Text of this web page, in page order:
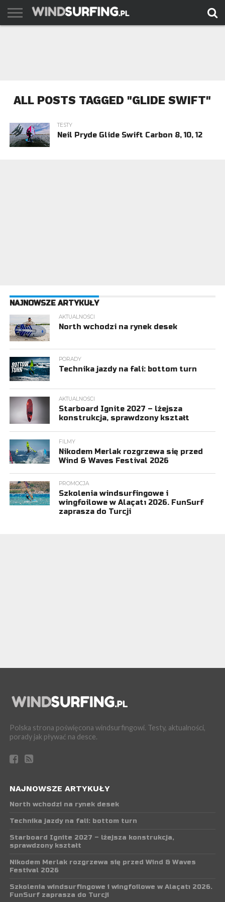
ALL POSTS TAGGED "GLIDE SWIFT"
TESTY
Neil Pryde Glide Swift Carbon 8, 10, 12
NAJNOWSZE ARTYKUŁY
AKTUALNOŚCI
North wchodzi na rynek desek
PORADY
Technika jazdy na fali: bottom turn
AKTUALNOŚCI
Starboard Ignite 2027 – lżejsza
konstrukcja, sprawdzony kształt
FILMY
Nikodem Merlak rozgrzewa się przed
Wind & Waves Festival 2026
PROMOCJA
Szkolenia windsurfingowe i
wingfoilowe w Alaçatı 2026. FunSurf
zaprasza do Turcji
Polska strona poświęcona windsurfingowi. Testy, aktualności,
porady jak pływać na desce.
NAJNOWSZE ARTYKUŁY
North wchodzi na rynek desek
Technika jazdy na fali: bottom turn
Starboard Ignite 2027 – lżejsza konstrukcja,
sprawdzony kształt
Nikodem Merlak rozgrzewa się przed Wind & Waves
Festival 2026
Szkolenia windsurfingowe i wingfoilowe w Alaçatı 2026.
FunSurf zaprasza do Turcji